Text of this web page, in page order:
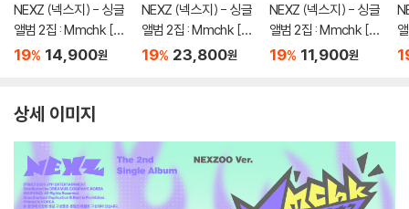
NEXZ (넥스지) - 싱글
앨범 2집 : Mmchk [Br
eath Film ver.]
19% 14,900원
NEXZ (넥스지) - 싱글
앨범 2집 : Mmchk [St
icker ver.][2종 SET]
19% 23,800원
NEXZ (넥스지) - 싱글
앨범 2집 : Mmchk [St
icker ver.][2종 중 1종
19% 11,900원
상세 이미지